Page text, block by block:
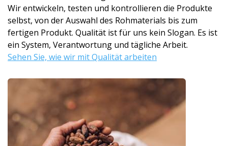
Wir entwickeln, testen und kontrollieren die Produkte
selbst, von der Auswahl des Rohmaterials bis zum
fertigen Produkt. Qualität ist für uns kein Slogan. Es ist
ein System, Verantwortung und tägliche Arbeit.
Sehen Sie, wie wir mit Qualität arbeiten